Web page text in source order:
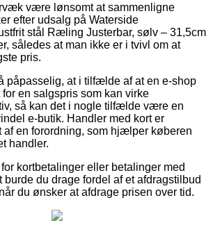
være lønsomt at sammenligne
efter udsalg på Waterside
stål Ræling Justerbar, sølv – 31,5cm
således at man ikke er i tvivl om at
pris.
påpasselig, at i tilfælde af at en e-shop
en salgspris som kan virke
så kan det i nogle tilfælde være en
e-butik. Handler med kort er
af en forordning, som hjælper køberen
handler.
kortbetalinger eller betalinger med
burde du drage fordel af et afdragstilbud
du ønsker at afdrage prisen over tid.